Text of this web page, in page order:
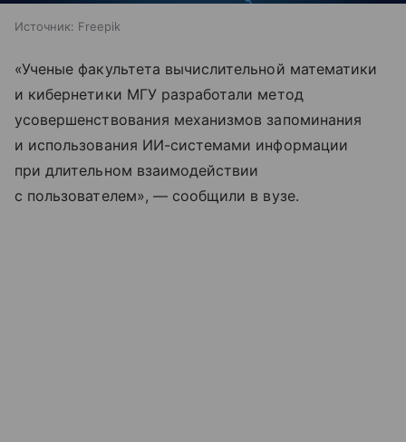
Источник: Freepik
«Ученые факультета вычислительной математики
и кибернетики МГУ разработали метод
усовершенствования механизмов запоминания
и использования ИИ-системами информации
при длительном взаимодействии
с пользователем», — сообщили в вузе.